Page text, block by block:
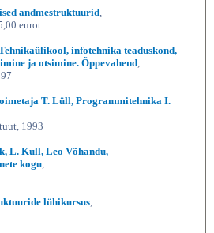
andmestruktuurid,
eurot
infotehnika teaduskond,
ja otsimine. Õppevahend,
T. Lüll, Programmitehnika I.
1993
L. Kull, Leo Võhandu,
kogu,
lühikursus,